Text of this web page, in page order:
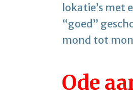
lokatie’s met
“goed”
mond tot
Ode